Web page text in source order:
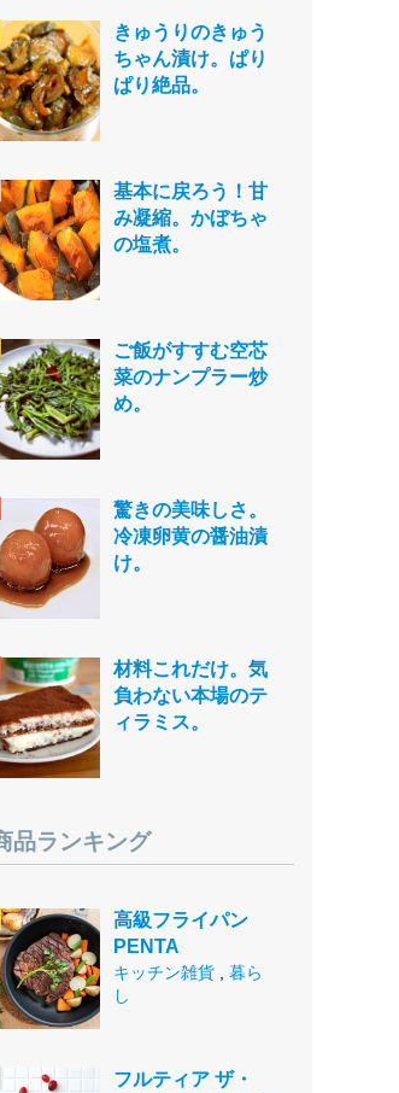
きゅうりのきゅう
ちゃん漬け。ぱり
ぱり絶品。
基本に戻ろう！甘
み凝縮。かぼちゃ
の塩煮。
ご飯がすすむ空芯
菜のナンプラー炒
め。
驚きの美味しさ。
冷凍卵黄の醤油漬
け。
材料これだけ。気
負わない本場のテ
ィラミス。
品ランキング
高級フライパン
PENTA
キッチン雑貨
暮ら
し
フルティア ザ・